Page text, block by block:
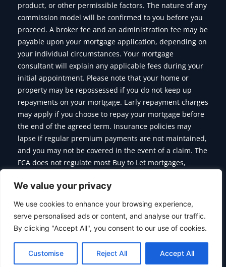
We value your privacy
We use cookies to enhance your browsing experience,
serve personalised ads or content, and analyse our traffic.
By clicking "Accept All", you consent to our use of cookies.
Customise Reject All Accept All
product, or other permissible factors. The nature of any
commission model will be confirmed to you before you
proceed. A broker fee and an administration fee may be
payable upon your mortgage application, depending on
your individual circumstances. Your mortgage
consultant will explain any applicable fees during your
initial appointment. Please note that your home or
property may be repossessed if you do not keep up
repayments on your mortgage. Early repayment charges
may apply if you choose to repay your mortgage before
the end of the agreed term. Insurance policies may
lapse if regular premium payments are not maintained,
and you may not be covered in the event of a claim. The
FCA does not regulate most Buy to Let mortgages,
the products we offer.
Copyright © 2026 Citymoor Financial | Designed & Developed